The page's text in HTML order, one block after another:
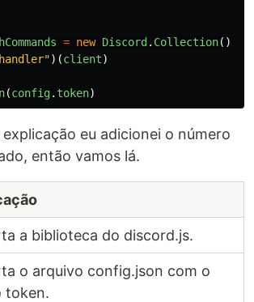
= new Discord. Collection()
")(client)
(config. token)
eu adicionei o número
então vamos lá.
a biblioteca do discord.js.
o arquivo config.json com o
token.